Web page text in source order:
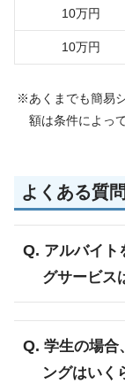
10万円
10万円
あくまでも簡易
額は条件によっ
よくある質問
アルバイト
グサービス
学生の場合
ングはいく